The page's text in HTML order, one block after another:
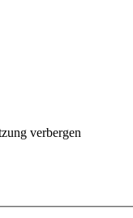
verbergen